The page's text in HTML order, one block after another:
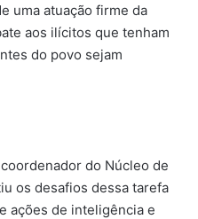
uma atuação firme da
aos ilícitos que tenham
do povo sejam
do Núcleo de
os desafios dessa tarefa
ações de inteligência e